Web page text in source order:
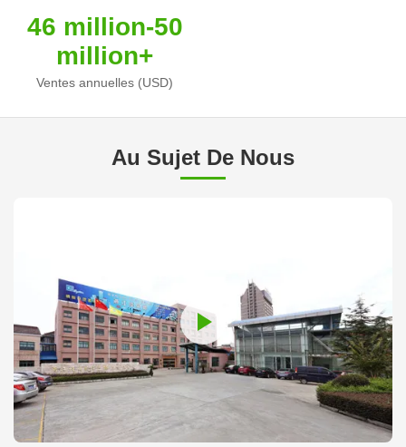
46 million-50
million+
Ventes annuelles (USD)
Au Sujet De Nous